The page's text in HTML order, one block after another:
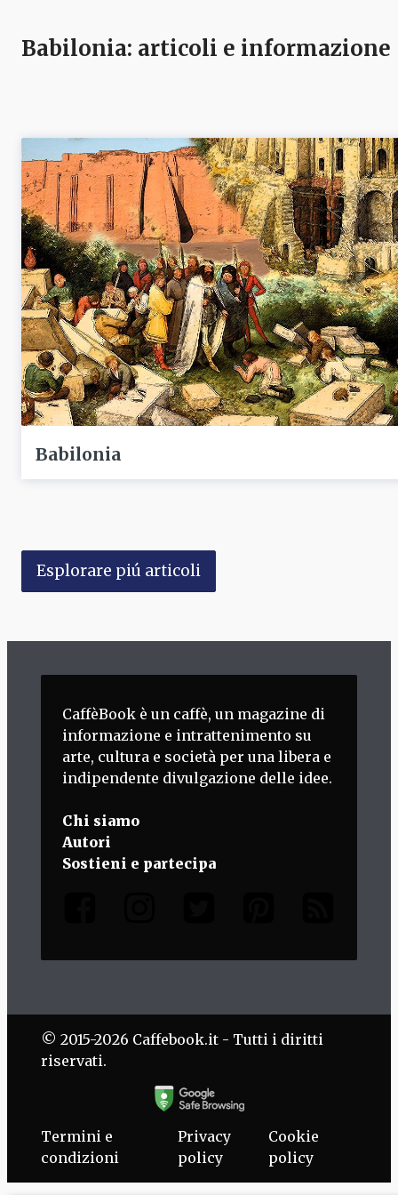
Babilonia: articoli e informazione
Babilonia
Esplorare piú articoli
CaffèBook è un caffè, un magazine di
informazione e intrattenimento su
arte, cultura e società per una libera e
indipendente divulgazione delle idee.
Chi siamo
Autori
Sostieni e partecipa
© 2015-2026 Caffebook.it - Tutti i diritti
riservati.
Termini e
condizioni
Privacy
policy
Cookie
policy